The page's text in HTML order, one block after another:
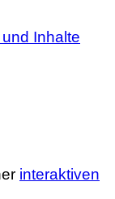
Inhalte
interaktiven